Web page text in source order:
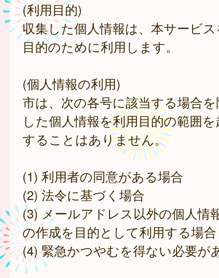
(利用目的)
収集した個人情報は、本サービ
目的のために利用します。
(個人情報の利用)
市は、次の各号に該当する場合
した個人情報を利用目的の範囲
することはありません。
(1) 利用者の同意がある場合
(2) 法令に基づく場合
(3) メールアドレス以外の個人情
の作成を目的として利用する場合
(4) 緊急かつやむを得ない必要が